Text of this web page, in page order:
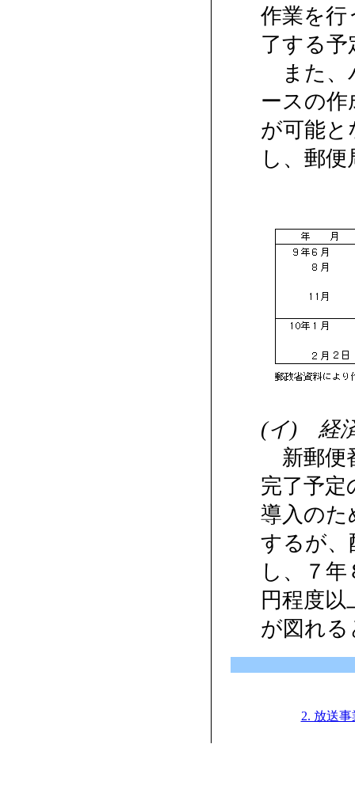
作業を行
了する
また、
ースの作
が可能と
し、郵
(イ) 経
新郵便
完了予定
導入のた
するが、
し、７
円程度以
が図れ
2. 放送